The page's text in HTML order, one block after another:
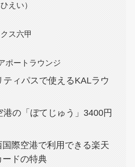
えい）
ス六甲
ポートラウンジ
ティパスで使えるKALラウ
港の「ぼてじゅう」3400円
国際空港で利用できる楽天
ードの特典